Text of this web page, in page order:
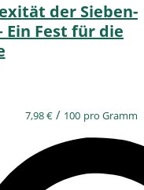
der Sieben-
Ein Fest für die
7,98€ / 100 pro Gramm